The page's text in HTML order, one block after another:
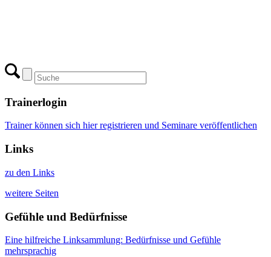
Trainerlogin
Trainer können sich hier registrieren und Seminare veröffentlichen
Links
zu den Links
weitere Seiten
Gefühle und Bedürfnisse
Eine hilfreiche Linksammlung: Bedürfnisse und Gefühle
mehrsprachig